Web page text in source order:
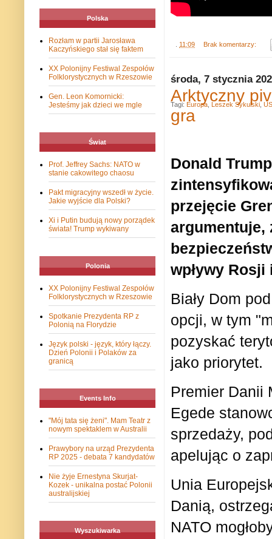
11:09 Brak komentarzy:
środa, 7 stycznia
Arktyczny
gra
Donald
przejęcie
argumentuje,
wpływy
Biały Dom
opcji, w tym
pozyskać
jako priorytet.
Premier Danii
Egede
sprzedaży,
apelując o
Unia
Danią,
NATO
Tagi: Europa Leszek Sykulski
Polska
Rozłam w partii Jarosława
Kaczyńskiego stał się faktem
XX Polonijny Festiwal Zespołów
Folklorystycznych w Rzeszowie
Gen. Leon Komornicki:
Jesteśmy jak dzieci we mgle
Świat
Prof. Jeffrey Sachs: NATO w
stanie cakowitego chaosu
Pakt migracyjny wszedł w życie.
Jakie wyjście dla Polski?
Xi i Putin budują nowy porządek
świata! Trump wykiwany
Polonia
XX Polonijny Festiwal Zespołów
Folklorystycznych w Rzeszowie
Spotkanie Prezydenta RP z
Polonią na Florydzie
Język polski - język, który łączy.
Dzień Polonii i Polaków za
granicą
Events Info
"Mój tata się żeni". Mam Teatr z
nowym spektaklem w Australii
Prawybory na urząd Prezydenta
RP 2025 - debata 7 kandydatów
Nie żyje Ernestyna Skurjat-
Kozek - unikalna postać Polonii
australijskiej
Wyszukiwarka